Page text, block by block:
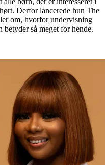
Derfor lancerede hun The
om, hvorfor undervisning
så meget for hende.